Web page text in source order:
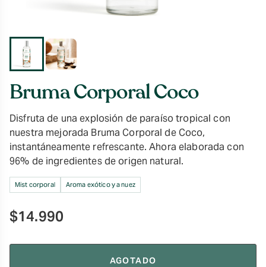
Bruma Corporal Coco
Disfruta de una explosión de paraíso tropical con
nuestra mejorada Bruma Corporal de Coco,
instantáneamente refrescante. Ahora elaborada con
96% de ingredientes de origen natural.
Mist corporal Aroma exótico y a nuez
$14.990
AGOTADO